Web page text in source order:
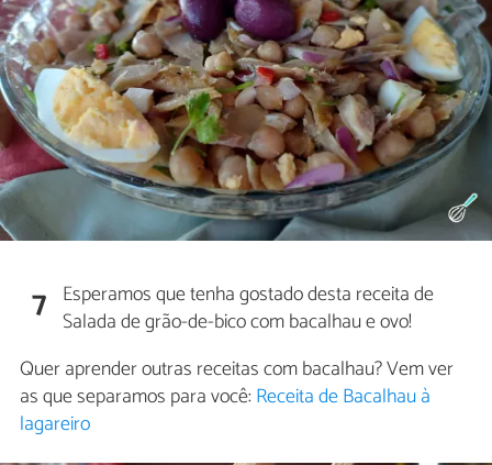
7 Esperamos que tenha gostado desta receita de
Salada de grão-de-bico com bacalhau e ovo!
Quer aprender outras receitas com bacalhau? Vem ver
as que separamos para você:Receita de Bacalhau à
lagareiro